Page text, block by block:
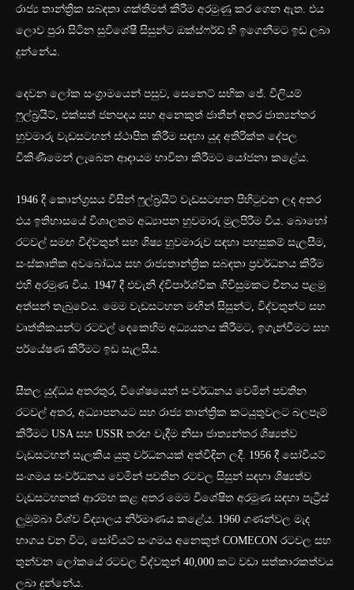
රාජ්‍ය තාන්ත්‍රික සබඳතා ශක්තිමත් කිරීම අරමුණු කර ගෙන ඇත. එය
ලොව පුරා සිටින සුවිශේෂී සිසුන්ට ඔක්ස්ෆර්ඩ් හි ඉගෙනීමට ඉඩ ලබා
දුන්නේය.
දෙවන ලෝක සංග්‍රාමයෙන් පසුව, සෙනෙට් සභික ජේ. විලියම්
ෆුල්බ්‍රයිට්, එක්සත් ජනපදය සහ අනෙකුත් ජාතීන් අතර ජාත්‍යන්තර
හුවමාරු වැඩසටහන් ස්ථාපිත කිරීම සඳහා යුද අතිරික්ත දේපල
විකිණීමෙන් ලැබෙන ආදායම භාවිතා කිරීමට යෝජනා කළේය.
1946 දී කොන්ග්‍රසය විසින් ෆුල්බ්‍රයිට් වැඩසටහන පිහිටුවන ලද අතර
එය ඉතිහාසයේ විශාලතම අධ්‍යාපන හුවමාරු මුලපිරීම විය. බොහෝ
රටවල් සමඟ විද්වතුන් සහ ශිෂ්‍ය හුවමාරුව සඳහා පහසුකම් සැලසීම,
සංස්කෘතික අවබෝධය සහ රාජ්‍යතාන්ත්‍රික සබඳතා ප්‍රවර්ධනය කිරීම
එහි අරමුණ විය. 1947 දී එවැනි ද්විපාර්ශ්වික ගිවිසුමකට චීනය පළමු
අත්සන් තැබුවේය. මෙම වැඩසටහන මඟින් සිසුන්ට, විද්වතුන්ට සහ
වෘත්තිකයන්ට රටවල් දෙකෙහිම අධ්‍යයනය කිරීමට, ඉගැන්වීමට සහ
පර්යේෂණ කිරීමට ඉඩ සැලසීය.
සීතල යුද්ධය අතරතුර, විශේෂයෙන් සංවර්ධනය වෙමින් පවතින
රටවල් අතර, අධ්‍යාපනයට සහ රාජ්‍ය තාන්ත්‍රික කටයුතුවලට බලපෑම්
කිරීමට USA සහ USSR තරඟ වැදීම නිසා ජාත්‍යන්තර ශිෂ්‍යත්ව
වැඩසටහන් සැලකිය යුතු වර්ධනයක් අත්විඳින ලදී. 1956 දී සෝවියට්
සංගමය සංවර්ධනය වෙමින් පවතින රටවල සිසුන් සඳහා ශිෂ්‍යත්ව
වැඩසටහනක් ආරම්භ කළ අතර මෙම විශේෂිත අරමුණ සඳහා පැට්‍රිස්
ලුමුම්බා විශ්ව විද්‍යාලය නිර්මාණය කළේය. 1960 ගණන්වල මැද
භාගය වන විට, සෝවියට් සංගමය අනෙකුත් COMECON රටවල සහ
තුන්වන ලෝකයේ රටවල විද්වතුන් 40,000 කට වඩා සත්කාරකත්වය
ලබා දුන්නේය.